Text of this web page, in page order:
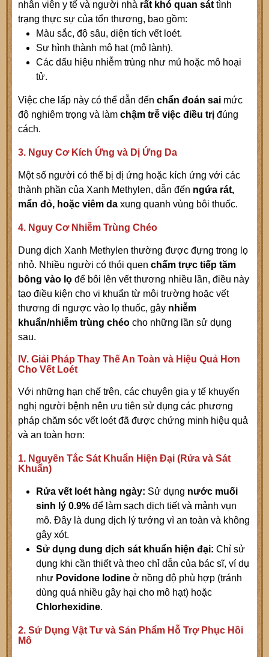
nhân viên y tế và người nhà rất khó quan sát tình
trạng thực sự của tổn thương, bao gồm:
Màu sắc, độ sâu, diện tích vết loét.
Sự hình thành mô hạt (mô lành).
Các dấu hiệu nhiễm trùng như mủ hoặc mô hoại
tử.
Việc che lấp này có thể dẫn đến chẩn đoán sai mức
độ nghiêm trọng và làm chậm trễ việc điều trị đúng
cách.
3. Nguy Cơ Kích Ứng và Dị Ứng Da
Một số người có thể bị dị ứng hoặc kích ứng với các
thành phần của Xanh Methylen, dẫn đến ngứa rát,
mẩn đỏ, hoặc viêm da xung quanh vùng bôi thuốc.
4. Nguy Cơ Nhiễm Trùng Chéo
Dung dịch Xanh Methylen thường được đựng trong lọ
nhỏ. Nhiều người có thói quen chấm trực tiếp tăm
bông vào lọ để bôi lên vết thương nhiều lần, điều này
tạo điều kiện cho vi khuẩn từ môi trường hoặc vết
thương đi ngược vào lọ thuốc, gây nhiễm
khuẩn/nhiễm trùng chéo cho những lần sử dụng
sau.
IV. Giải Pháp Thay Thế An Toàn và Hiệu Quả Hơn
Cho Vết Loét
Với những hạn chế trên, các chuyên gia y tế khuyến
nghị người bệnh nên ưu tiên sử dụng các phương
pháp chăm sóc vết loét đã được chứng minh hiệu quả
và an toàn hơn:
1. Nguyên Tắc Sát Khuẩn Hiện Đại (Rửa và Sát
Khuẩn)
Rửa vết loét hàng ngày: Sử dụng nước muối
sinh lý 0.9% để làm sạch dịch tiết và mảnh vụn
mô. Đây là dung dịch lý tưởng vì an toàn và không
gây xót.
Sử dụng dung dịch sát khuẩn hiện đại: Chỉ sử
dụng khi cần thiết và theo chỉ dẫn của bác sĩ, ví dụ
như Povidone Iodine ở nồng độ phù hợp (tránh
dùng quá nhiều gây hại cho mô hạt) hoặc
Chlorhexidine.
2. Sử Dụng Vật Tư và Sản Phẩm Hỗ Trợ Phục Hồi
Mô